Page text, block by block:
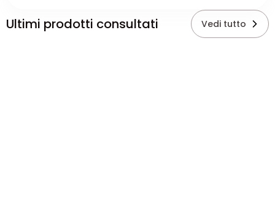
Ultimi prodotti consultati Vedi tutto